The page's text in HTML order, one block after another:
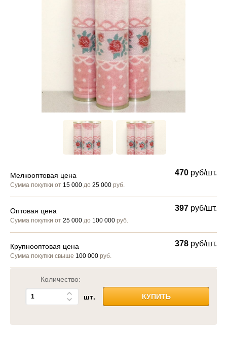
Мелкооптовая цена
Сумма покупки от 15 000 до 25 000 руб.
470 руб/шт.
Оптовая цена
Сумма покупки от 25 000 до 100 000 руб.
397 руб/шт.
Крупнооптовая цена
Сумма покупки свыше 100 000 руб.
378 руб/шт.
Количество:
шт. КУПИТЬ